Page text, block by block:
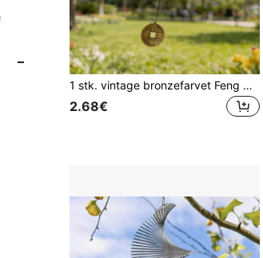
1 stk. vintage bronzefarvet Feng Shui vindklokkevedhæng i legering, velegnet til haveindretning, klar og skarp lyd udendørs klokkedekoration, gave til mor, indendørs og udendørs indretning til terrasse og baghave
2.68€